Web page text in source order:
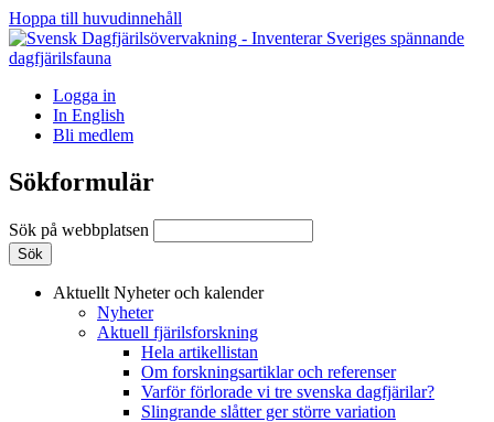
Hoppa till huvudinnehåll
Logga in
In English
Bli medlem
Sökformulär
Sök på webbplatsen
Aktuellt Nyheter och kalender
Nyheter
Aktuell fjärilsforskning
Hela artikellistan
Om forskningsartiklar och referenser
Varför förlorade vi tre svenska dagfjärilar?
Slingrande slåtter ger större variation